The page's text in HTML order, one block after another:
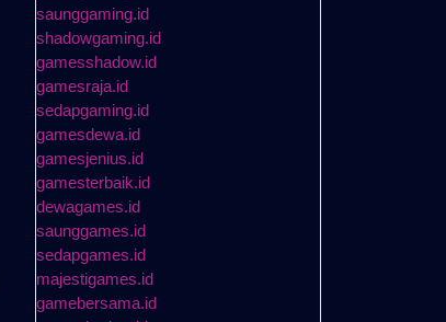
saunggaming.id
shadowgaming.id
gamesshadow.id
gamesraja.id
sedapgaming.id
gamesdewa.id
gamesjenius.id
gamesterbaik.id
dewagames.id
saunggames.id
sedapgames.id
majestigames.id
gamebersama.id